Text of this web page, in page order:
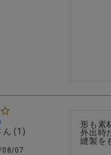
1
08/07
形も素
外出時
縫製を